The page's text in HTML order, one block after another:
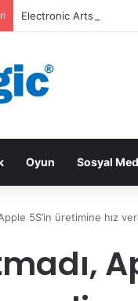
Electronic Arts, 55
Oyun Sosyal
5S’in üretimine hız